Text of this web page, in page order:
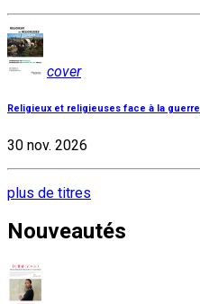
cover
Religieux et religieuses face à la guerre
30 nov. 2026
plus de titres
Nouveautés